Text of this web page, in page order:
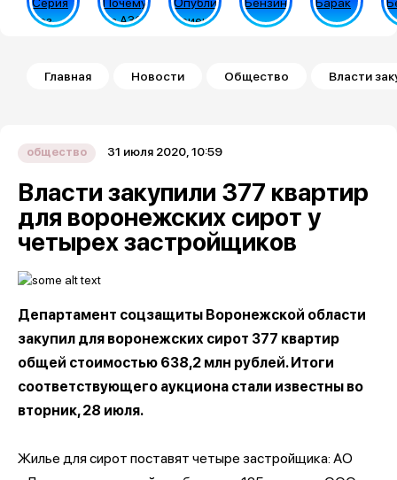
Строка навигации
Главная Новости Общество Власти
общество 31 июля 2020, 10:59
Власти закупили 377 квартир
для воронежских сирот у
четырех застройщиков
Департамент соцзащиты Воронежской области
закупил для воронежских сирот 377 квартир
общей стоимостью 638,2 млн рублей. Итоги
соответствующего аукциона стали известны во
вторник, 28 июля.
Жилье для сирот поставят четыре застройщика: АО